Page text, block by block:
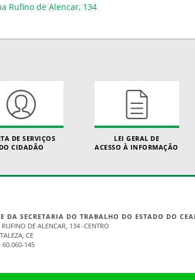
Rufino de Alencar, 134
DE SERVIÇOS
DO CIDADÃO
LEI GERAL DE
ACESSO À INFORMAÇÃO
DA SECRETARIA DO TRABALHO DO ESTADO DO
RUFINO DE ALENCAR, 134 -CENTRO
CE
60.060-145